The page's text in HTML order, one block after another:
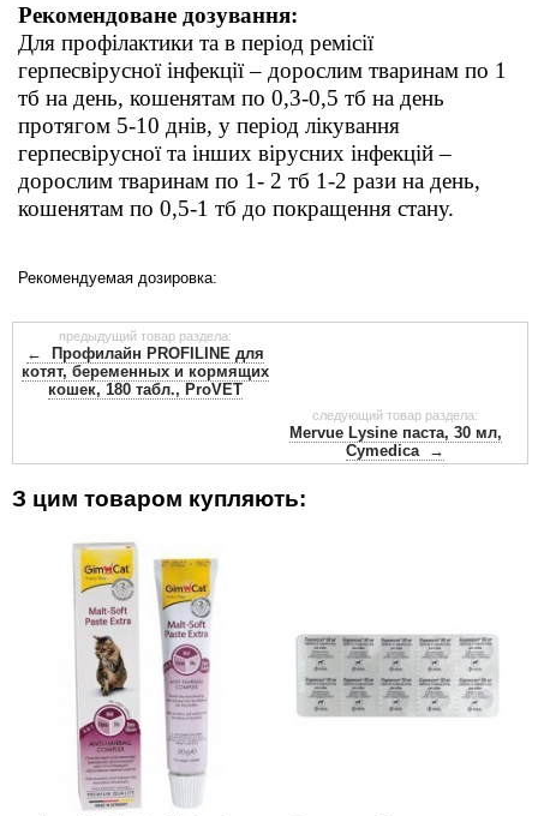
Рекомендоване дозування:
Для профілактики та в період ремісії
герпесвірусної інфекції – дорослим тваринам по 1
тб на день, кошенятам по 0,3-0,5 тб на день
протягом 5-10 днів, у період лікування
герпесвірусної та інших вірусних інфекцій –
дорослим тваринам по 1- 2 тб 1-2 рази на день,
кошенятам по 0,5-1 тб до покращення стану.
Рекомендуемая дозировка:
предыдущий товар раздела:
← Профилайн PROFILINE для
котят, беременных и кормящих
кошек, 180 табл., ProVET
следующий товар раздела:
Mervue Lysine паста, 30 мл,
Cymedica →
З цим товаром купляють: